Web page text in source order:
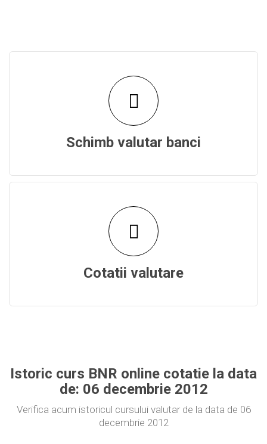
Schimb valutar banci
Cotatii valutare
Istoric curs BNR online cotatie la data
de: 06 decembrie 2012
Verifica acum istoricul cursului valutar de la data de 06
decembrie 2012